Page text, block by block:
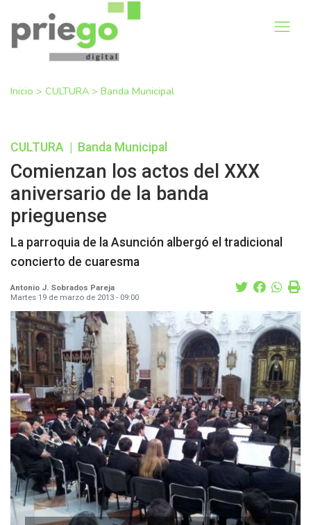
Inicio > CULTURA > Banda Municipal
CULTURA Banda Municipal
Comienzan los actos del XXX
aniversario de la banda
prieguense
La parroquia de la Asunción albergó el tradicional
concierto de cuaresma
Antonio J. Sobrados Pareja
Martes 19 de marzo de 2013 - 09:00